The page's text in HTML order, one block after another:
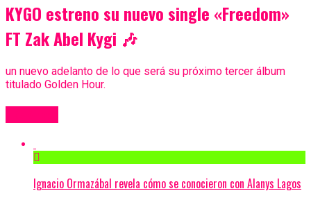
KYGO estreno su nuevo single «Freedom»
FT Zak Abel Kygi 🎶
un nuevo adelanto de lo que será su próximo tercer álbum
titulado Golden Hour.
Ignacio Ormazábal revela cómo se conocieron con Alanys Lagos